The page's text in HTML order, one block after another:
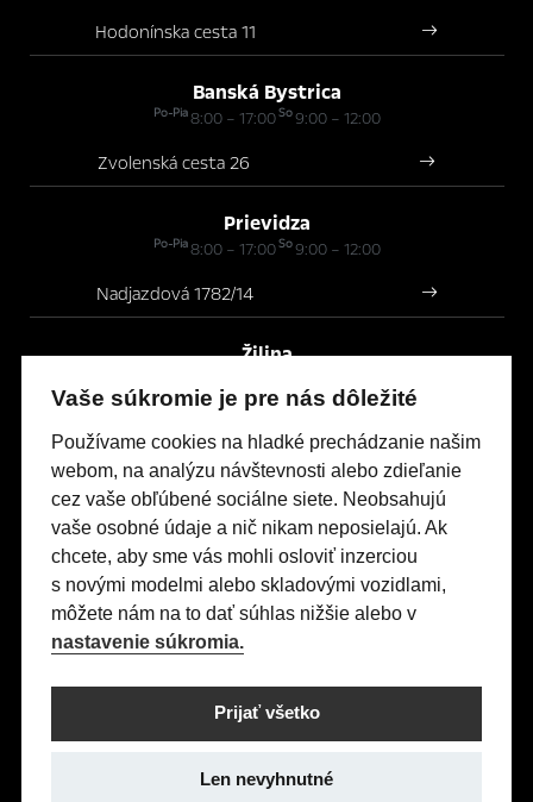
Hodonínska cesta 11
Banská Bystrica
Po-Pia8:00 – 17:00So9:00 – 12:00
Zvolenská cesta 26
Prievidza
Po-Pia8:00 – 17:00So9:00 – 12:00
Nadjazdová 1782/14
Žilina
Modely Opel
Titulná stránka
Skladové vozidlá
Servis & Príslušenstvo
Kontakty
Nastavení cookies
Comin.cz, s.r.o. &lead management GROWITO
Vaše súkromie je pre nás dôležité
Používame cookies na hladké prechádzanie našim
webom, na analýzu návštevnosti alebo zdieľanie
cez vaše obľúbené sociálne siete. Neobsahujú
vaše osobné údaje a nič nikam neposielajú. Ak
chcete, aby sme vás mohli osloviť inzerciou
s novými modelmi alebo skladovými vozidlami,
môžete nám na to dať súhlas nižšie alebo v
nastavenie súkromia.
Prijať všetko
Len nevyhnutné